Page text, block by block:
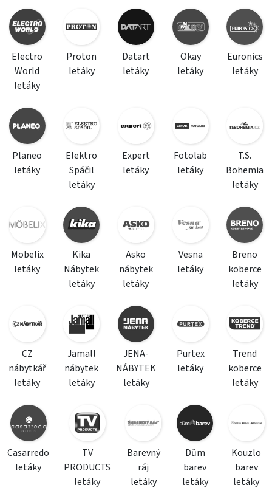
Electro
World
letáky
Proton
letáky
Datart
letáky
Okay
letáky
Euronics
letáky
Planeo
letáky
Elektro
Spáčil
letáky
Expert
letáky
Fotolab
letáky
T.S.
Bohemia
letáky
Mobelix
letáky
Kika
Nábytek
letáky
Asko
nábytek
letáky
Vesna
letáky
Breno
koberce
letáky
CZ
nábytkář
letáky
Jamall
nábytek
letáky
JENA-
NÁBYTEK
letáky
Purtex
letáky
Trend
koberce
letáky
Casarredo
letáky
TV
PRODUCTS
letáky
Barevný
ráj
letáky
Dům
barev
letáky
Kouzlo
barev
letáky